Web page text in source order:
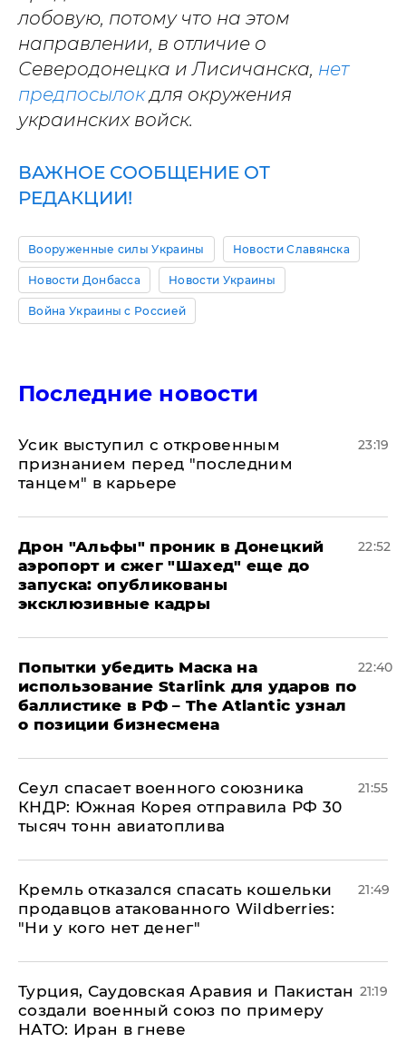
лобовую, потому что на этом
направлении, в отличие о
Северодонецка и Лисичанска, нет
предпосылокдля окружения
украинских войск.
ВАЖНОЕ СООБЩЕНИЕ ОТ
РЕДАКЦИИ!
Вооруженные силы Украины Новости Славянска
Новости Донбасса Новости Украины
Война Украины с Россией
Последние новости
Усик выступил с откровенным
признанием перед "последним
танцем" в карьере
23:19
Дрон "Альфы" проник в Донецкий
аэропорт и сжег "Шахед" еще до
запуска: опубликованы
эксклюзивные кадры
22:52
Попытки убедить Маска на
использование Starlink для ударов по
баллистике в РФ – The Atlantic узнал
о позиции бизнесмена
22:40
​Сеул спасает военного союзника
КНДР: Южная Корея отправила РФ 30
тысяч тонн авиатоплива
21:55
Кремль отказался спасать кошельки
продавцов атакованного Wildberries:
"Ни у кого нет денег"
21:49
Турция, Саудовская Аравия и Пакистан
создали военный союз по примеру
НАТО: Иран в гневе
21:19